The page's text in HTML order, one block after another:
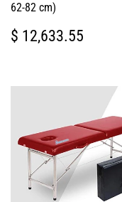
62-82 cm)
PRECIO
HABITUAL
$ 12,633.55